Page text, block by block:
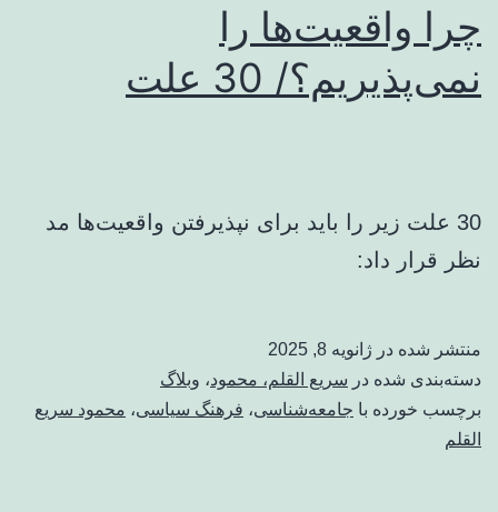
چرا واقعیت‌­ها را
نمی‌پذیریم؟/ 30 علت
30 علت زیر را باید برای نپذیرفتن واقعیت‌­ها مد
نظر قرار داد:
منتشر شده در ژانویه 8, 2025
دسته‌بندی شده در سریع القلم، محمود، وبلاگ
برچسب خورده با جامعه‌شناسی، فرهنگ سیاسی، محمود سریع
القلم